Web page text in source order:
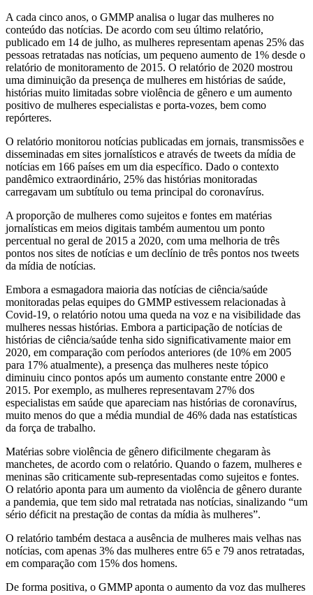
A cada cinco anos, o GMMP analisa o lugar das mulheres no
conteúdo das notícias. De acordo com seu último relatório,
publicado em 14 de julho, as mulheres representam apenas 25% das
pessoas retratadas nas notícias, um pequeno aumento de 1% desde o
relatório de monitoramento de 2015. O relatório de 2020 mostrou
uma diminuição da presença de mulheres em histórias de saúde,
histórias muito limitadas sobre violência de gênero e um aumento
positivo de mulheres especialistas e porta-vozes, bem como
repórteres.
O relatório monitorou notícias publicadas em jornais, transmissões e
disseminadas em sites jornalísticos e através de tweets da mídia de
notícias em 166 países em um dia específico. Dado o contexto
pandêmico extraordinário, 25% das histórias monitoradas
carregavam um subtítulo ou tema principal do coronavírus.
A proporção de mulheres como sujeitos e fontes em matérias
jornalísticas em meios digitais também aumentou um ponto
percentual no geral de 2015 a 2020, com uma melhoria de três
pontos nos sites de notícias e um declínio de três pontos nos tweets
da mídia de notícias.
Embora a esmagadora maioria das notícias de ciência/saúde
monitoradas pelas equipes do GMMP estivessem relacionadas à
Covid-19, o relatório notou uma queda na voz e na visibilidade das
mulheres nessas histórias. Embora a participação de notícias de
histórias de ciência/saúde tenha sido significativamente maior em
2020, em comparação com períodos anteriores (de 10% em 2005
para 17% atualmente), a presença das mulheres neste tópico
diminuiu cinco pontos após um aumento constante entre 2000 e
2015. Por exemplo, as mulheres representavam 27% dos
especialistas em saúde que apareciam nas histórias de coronavírus,
muito menos do que a média mundial de 46% dada nas estatísticas
da força de trabalho.
Matérias sobre violência de gênero dificilmente chegaram às
manchetes, de acordo com o relatório. Quando o fazem, mulheres e
meninas são criticamente sub-representadas como sujeitos e fontes.
O relatório aponta para um aumento da violência de gênero durante
a pandemia, que tem sido mal retratada nas notícias, sinalizando “um
sério déficit na prestação de contas da mídia às mulheres”.
O relatório também destaca a ausência de mulheres mais velhas nas
notícias, com apenas 3% das mulheres entre 65 e 79 anos retratadas,
em comparação com 15% dos homens.
De forma positiva, o GMMP aponta o aumento da voz das mulheres